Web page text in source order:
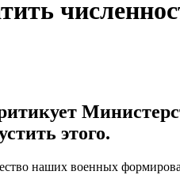
этого.
наших военных